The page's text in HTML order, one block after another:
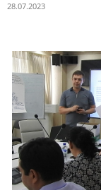
28.07.2023